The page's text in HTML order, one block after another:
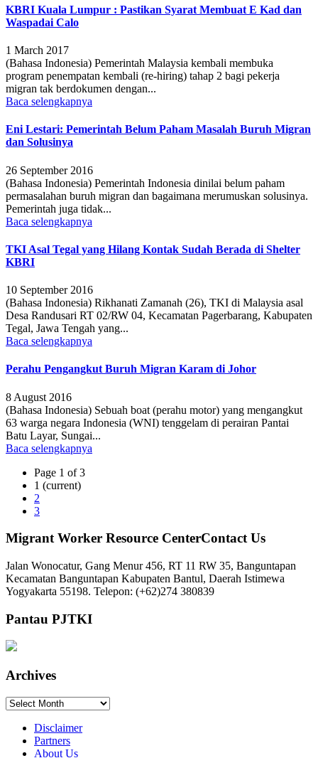
KBRI Kuala Lumpur : Pastikan Syarat Membuat E Kad dan
Waspadai Calo
1 March 2017
(Bahasa Indonesia) Pemerintah Malaysia kembali membuka
program penempatan kembali (re-hiring) tahap 2 bagi pekerja
migran tak berdokumen dengan...
Baca selengkapnya
Eni Lestari: Pemerintah Belum Paham Masalah Buruh Migran
dan Solusinya
26 September 2016
(Bahasa Indonesia) Pemerintah Indonesia dinilai belum paham
permasalahan buruh migran dan bagaimana merumuskan solusinya.
Pemerintah juga tidak...
Baca selengkapnya
TKI Asal Tegal yang Hilang Kontak Sudah Berada di Shelter
KBRI
10 September 2016
(Bahasa Indonesia) Rikhanati Zamanah (26), TKI di Malaysia asal
Desa Randusari RT 02/RW 04, Kecamatan Pagerbarang, Kabupaten
Tegal, Jawa Tengah yang...
Baca selengkapnya
Perahu Pengangkut Buruh Migran Karam di Johor
8 August 2016
(Bahasa Indonesia) Sebuah boat (perahu motor) yang mengangkut
63 warga negara Indonesia (WNI) tenggelam di perairan Pantai
Batu Layar, Sungai...
Baca selengkapnya
Page 1 of 3
1 (current)
2
3
Migrant Worker Resource CenterContact Us
Jalan Wonocatur, Gang Menur 456, RT 11 RW 35, Banguntapan
Kecamatan Banguntapan Kabupaten Bantul, Daerah Istimewa
Yogyakarta 55198. Telepon: (+62)274 380839
Pantau PJTKI
Archives
Archives
Disclaimer
Partners
About Us